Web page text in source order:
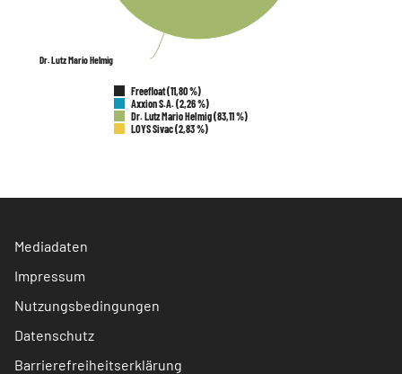
Dr. Lutz Mario Helmig
Dr. Lutz Mario Helmig
Freefloat (11,80 %)
Axxion S.A. (2,26 %)
Dr. Lutz Mario Helmig (83,11 %)
LOYS Sivac (2,83 %)
Mediadaten
Impressum
Nutzungsbedingungen
Datenschutz
Barrierefreiheitserklärung